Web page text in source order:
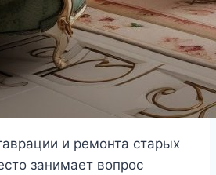
и ремонта старых
занимает вопрос